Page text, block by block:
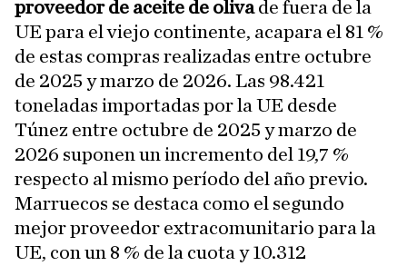
proveedor de aceite de olivade fuera de la
UE para el viejo continente, acapara el 81 %
de estas compras realizadas entre octubre
de 2025 y marzo de 2026. Las 98.421
toneladas importadas por la UE desde
Túnez entre octubre de 2025 y marzo de
2026 suponen un incremento del 19,7 %
respecto al mismo período del año previo.
Marruecos se destaca como el segundo
mejor proveedor extracomunitario para la
UE, con un 8 % de la cuota y 10.312